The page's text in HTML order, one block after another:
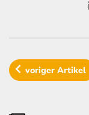
vorigerArtikel